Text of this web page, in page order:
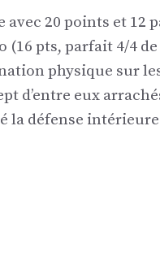
20 points et 12
pts, parfait 4/4
physique sur
d’entre eux
la défense